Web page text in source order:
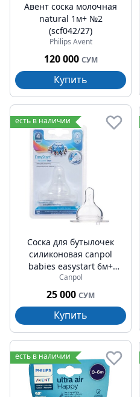
Авент соска молочная
natural 1м+ №2
(scf042/27)
Philips Avent
120 000 СУМ
Купить
есть в наличии
Соска для бутылочек
силиконовая canpol
babies easystart 6м+
1шт (21/723)
Canpol
25 000 СУМ
Купить
есть в наличии